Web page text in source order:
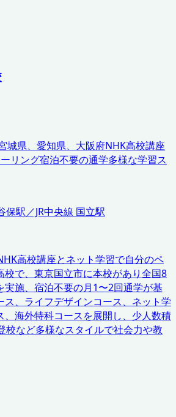
城県、愛知県、大阪府NHK高校講座
リング宿泊不要の通学多様な学習ス
保駅／JR中央線 国立駅
高校講座とネット学習で自分のペ
校で、東京国立市に本校があり全国8
実施、宿泊不要の月1〜2回通学が基
ス、ライフデザインコース、ネット学
、海外特科コースを展開し、少人数積
校など多様なスタイルで社会力や教